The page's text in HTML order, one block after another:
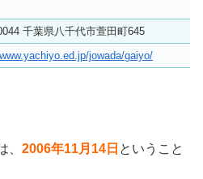
千葉県八千代市萱田町645
jowada/gaiyo/
、 2006年11月14日 ということ